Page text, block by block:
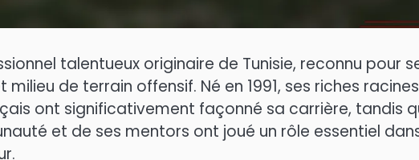
talentueux originaire de Tunisie, reconnu pour
de terrain offensif. Né en 1991, ses riches racines
ont significativement façonné sa carrière, tandis
et de ses mentors ont joué un rôle essentiel